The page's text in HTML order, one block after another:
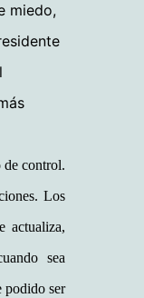
miedo,
de control.
Los
actualiza,
sea
podido ser